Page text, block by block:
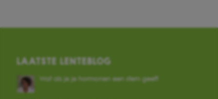
LAATSTE LENTEBLOG
Wat als je je hormonen een stem geeft